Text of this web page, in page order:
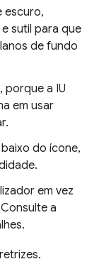
escuro,
sutil para que
de fundo
porque a IU
em usar
do ícone,
em vez
a